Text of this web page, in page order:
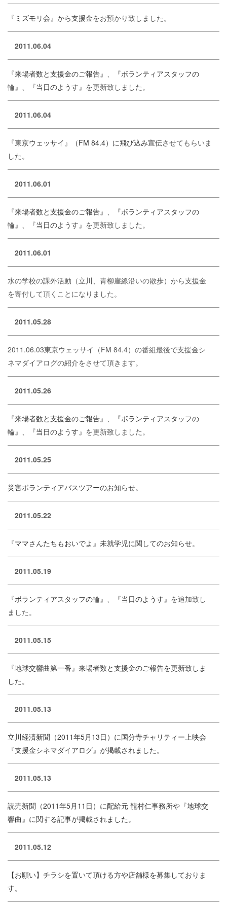
『ミズモリ会』から支援金をお預かり致しました。
2011.06.04
『来場者数と支援金のご報告』
『ボランティアスタッフの
輪』
『当日のようす』 を更新致しました。
2011.06.04
『東京ウェッサイ』（FM 84.4）に飛び込み宣伝させてもらいま
した。
2011.06.01
『来場者数と支援金のご報告』
『ボランティアスタッフの
輪』
『当日のようす』 を更新致しました。
2011.06.01
水の学校の課外活動（立川、青柳崖線沿いの散歩）から支援金
を寄付して頂くことになりました。
2011.05.28
2011.06.03東京ウェッサイ（FM 84.4）の番組最後で支援金シ
ネマダイアログの紹介をさせて頂きます。
2011.05.26
『来場者数と支援金のご報告』
『ボランティアスタッフの
輪』
『当日のようす』 を更新致しました。
2011.05.25
災害ボランティアバスツアーのお知らせ。
2011.05.22
『ママさんたちもおいでよ』未就学児に関してのお知らせ。
2011.05.19
『ボランティアスタッフの輪』 『当日のようす』 を追加致し
ました。
2011.05.15
『地球交響曲第一番』来場者数と支援金のご報告を更新致しま
した。
2011.05.13
立川経済新聞（2011年5月13日）に国分寺チャリティー上映会
『支援金シネマダイアログ』が掲載されました。
2011.05.13
読売新聞（2011年5月11日）に配給元 龍村仁事務所や『地球交
響曲』に関する記事が掲載されました。
2011.05.12
【お願い】チラシを置いて頂ける方や店舗様を募集しておりま
す。